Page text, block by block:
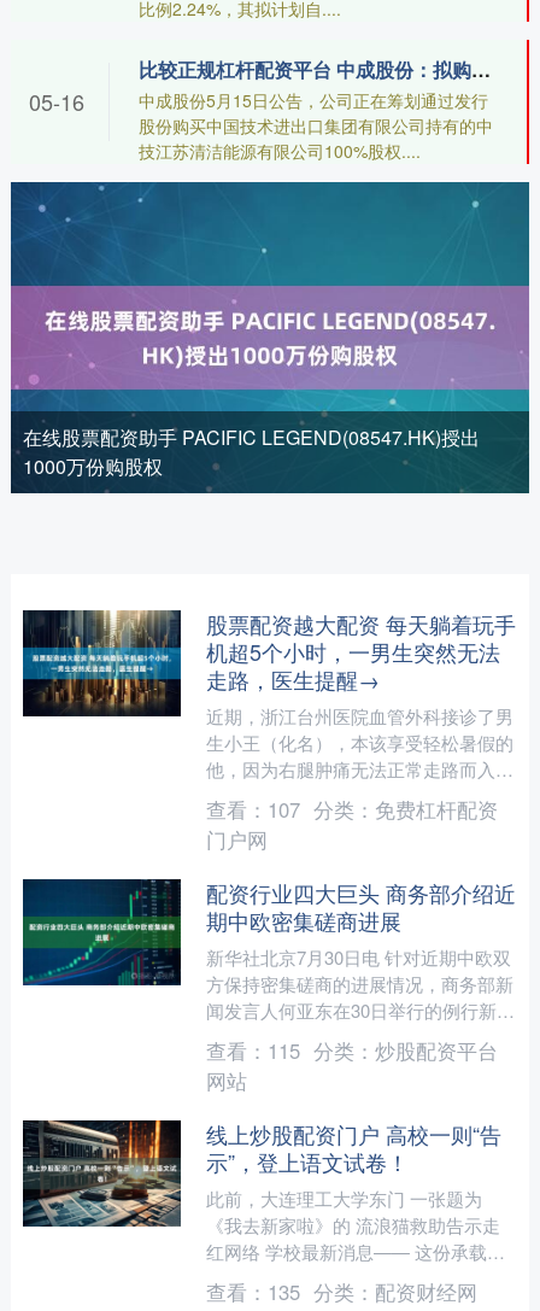
比例2.24%，其拟计划自....
比较正规杠杆配资平台 中成股份：拟购买中技江苏100%股权 股票停牌
中成股份5月15日公告，公司正在筹划通过发行
股份购买中国技术进出口集团有限公司持有的中
技江苏清洁能源有限公司100%股权....
05-16
在线股票配资助手 PACIFIC LEGEND(08547.HK)授出
1000万份购股权
股票配资越大配资 每天躺着玩手
机超5个小时，一男生突然无法
走路，医生提醒→
近期，浙江台州医院血管外科接诊了男
生小王（化名），本该享受轻松暑假的
他，因为右腿肿痛无法正常走路而入
院，最终确诊下肢深静脉血栓。据家属
介绍，考完试后小王几乎全天....
查看： 107 分类： 免费杠杆配资
门户网
配资行业四大巨头 商务部介绍近
期中欧密集磋商进展
新华社北京7月30日电 针对近期中欧双
方保持密集磋商的进展情况，商务部新
闻发言人何亚东在30日举行的例行新闻
发布会上说，中欧贸易投资磋商机制首
次会议上，双方就“....
查看： 115 分类： 炒股配资平台
网站
线上炒股配资门户 高校一则“告
示”，登上语文试卷！
此前，大连理工大学东门 一张题为
《我去新家啦》的 流浪猫救助告示走
红网络 学校最新消息—— 这份承载着
万千爱心的简短文字 已被收录进 2026
年宁波市九年级语文....
查看： 135 分类： 配资财经网